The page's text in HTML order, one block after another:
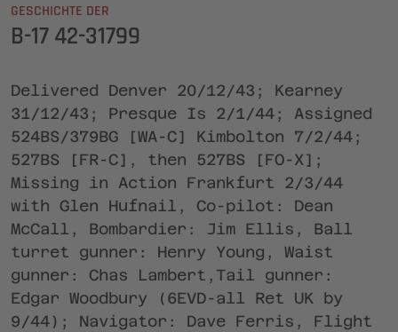
GESCHICHTE DER
B-17 42-31799
Delivered Denver 20/12/43; Kearney
31/12/43; Presque Is 2/1/44; Assigned
524BS/379BG [WA-C] Kimbolton 7/2/44;
527BS [FR-C], then 527BS [FO-X];
Missing in Action Frankfurt 2/3/44
with Glen Hufnail, Co-pilot: Dean
McCall, Bombardier: Jim Ellis, Ball
turret gunner: Henry Young, Waist
gunner: Chas Lambert,Tail gunner:
Edgar Woodbury (6EVD-all Ret UK by
9/44); Navigator: Dave Ferris, Flight